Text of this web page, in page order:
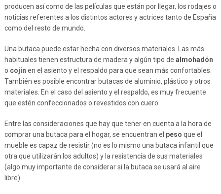
producen así como de las películas que están por llegar, los rodajes o
noticias referentes a los distintos actores y actrices tanto de España
como del resto de mundo.
Una butaca puede estar hecha con diversos materiales. Las más
habituales tienen estructura de madera y algún tipo de almohadón
o cojín en el asiento y el respaldo para que sean más confortables.
También es posible encontrar butacas de aluminio, plástico y otros
materiales. En el caso del asiento y el respaldo, es muy frecuente
que estén confeccionados o revestidos con cuero.
Entre las consideraciones que hay que tener en cuenta a la hora de
comprar una butaca para el hogar, se encuentran el peso que el
mueble es capaz de resistir (no es lo mismo una butaca infantil que
otra que utilizarán los adultos) y la resistencia de sus materiales
(algo muy importante de considerar si la butaca se usará al aire
libre).